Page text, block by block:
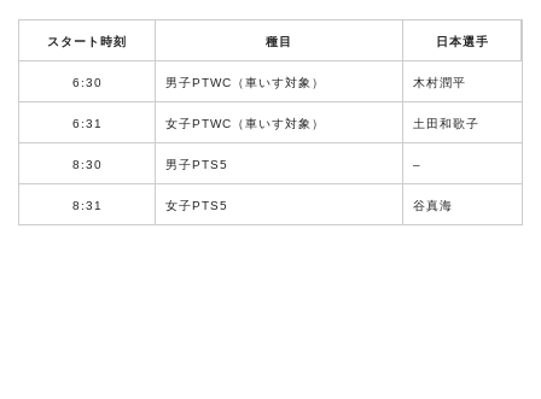
スタート時刻 種目 日本選手
6:30 男子PTWC（車いす対象） 木村潤平
6:31 女子PTWC（車いす対象） 土田和歌子
8:30 男子PTS5 –
8:31 女子PTS5 谷真海